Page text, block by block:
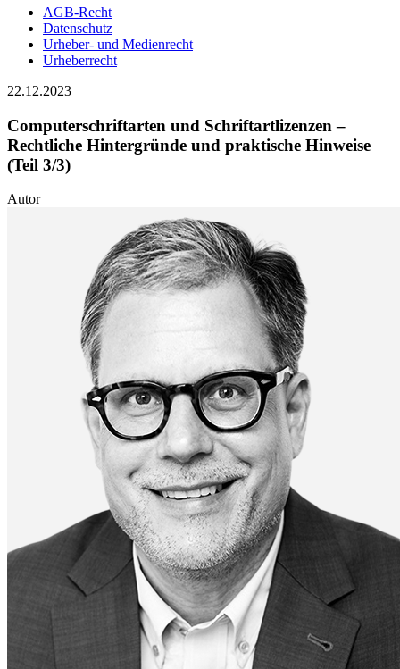
AGB-Recht
Datenschutz
Urheber- und Medienrecht
Urheberrecht
22.12.2023
Computerschriftarten und Schriftartlizenzen –
Rechtliche Hintergründe und praktische Hinweise
(Teil 3/3)
Autor